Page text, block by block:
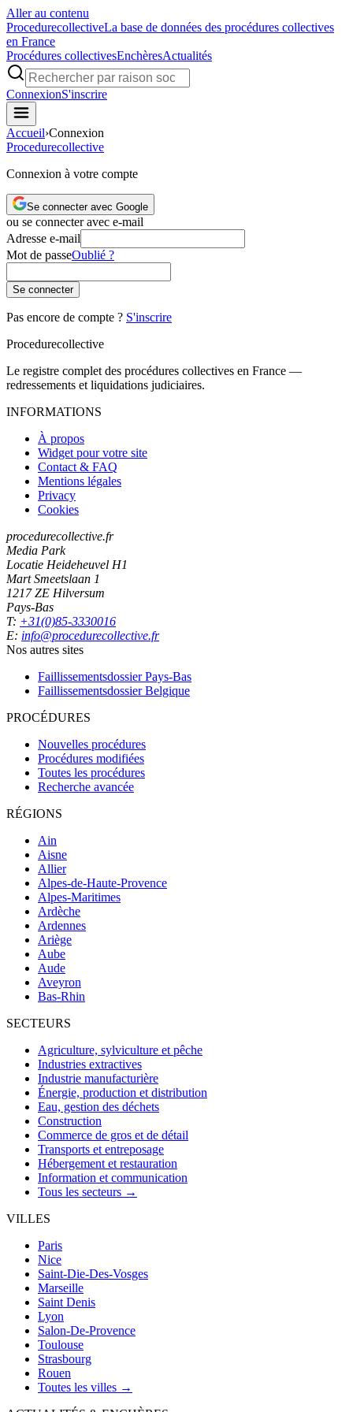
Aller au contenu
ProcedurecollectiveLa base de données des procédures collectives
en France
Procédures collectivesEnchèresActualités
ConnexionS'inscrire
Accueil›Connexion
Procedurecollective
Connexion à votre compte
Se connecter avec Google
ou se connecter avec e-mail
Adresse e-mail
Mot de passeOublié ?
Se connecter
Pas encore de compte ? S'inscrire
Procedurecollective
Le registre complet des procédures collectives en France —
redressements et liquidations judiciaires.
INFORMATIONS
À propos
Widget pour votre site
Contact & FAQ
Mentions légales
Privacy
Cookies
procedurecollective.fr
Media Park
Locatie Heideheuvel H1
Mart Smeetslaan 1
1217 ZE Hilversum
Pays-Bas
T: +31(0)85-3330016
E: info@procedurecollective.fr
Nos autres sites
Faillissementsdossier Pays-Bas
Faillissementsdossier Belgique
PROCÉDURES
Nouvelles procédures
Procédures modifiées
Toutes les procédures
Recherche avancée
RÉGIONS
Ain
Aisne
Allier
Alpes-de-Haute-Provence
Alpes-Maritimes
Ardèche
Ardennes
Ariège
Aube
Aude
Aveyron
Bas-Rhin
SECTEURS
Agriculture, sylviculture et pêche
Industries extractives
Industrie manufacturière
Énergie, production et distribution
Eau, gestion des déchets
Construction
Commerce de gros et de détail
Transports et entreposage
Hébergement et restauration
Information et communication
Tous les secteurs →
VILLES
Paris
Nice
Saint-Die-Des-Vosges
Marseille
Saint Denis
Lyon
Salon-De-Provence
Toulouse
Strasbourg
Rouen
Toutes les villes →